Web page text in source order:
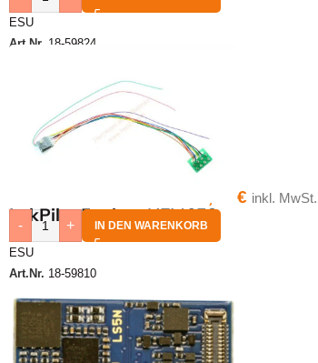
ESU
Art.Nr. 18-59824
LokPilot 5 micro NEM652
ESU
Art.Nr. 18-59810
46,40€ inkl. MwSt.
-
+ IN DEN WARENKORB